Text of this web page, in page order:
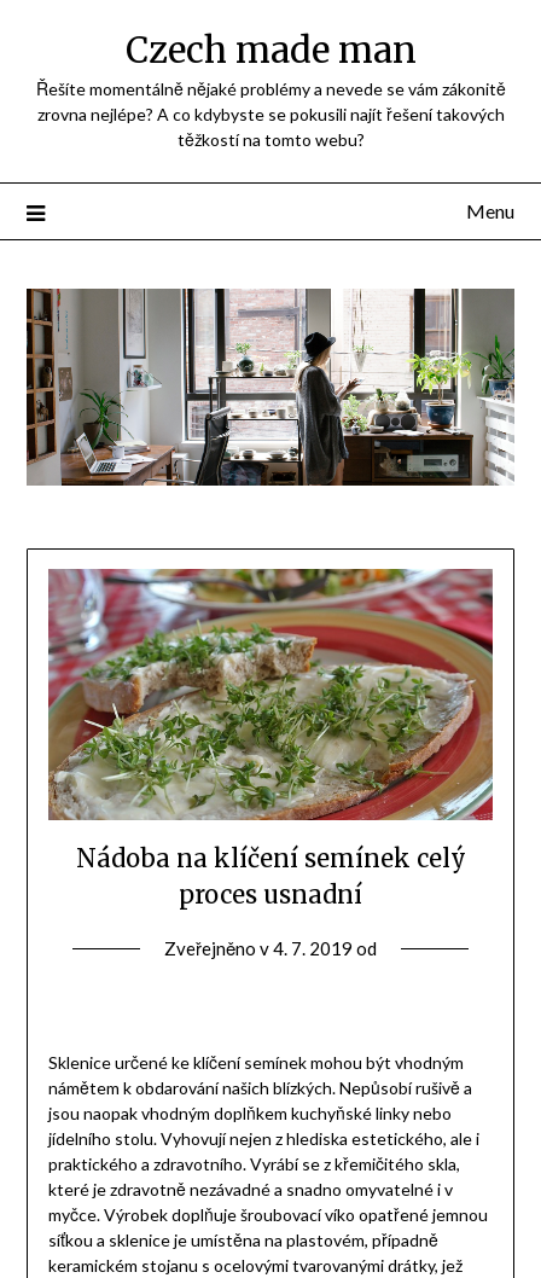
obsah
Czech made man
Řešíte momentálně nějaké problémy a nevede se vám zákonitě
zrovna nejlépe? A co kdybyste se pokusili najít řešení takových
těžkostí na tomto webu?
Menu
Nádoba na klíčení semínek celý
proces usnadní
Zveřejněno v4. 7. 2019 od
Sklenice určené ke klíčení semínek mohou být vhodným
námětem k obdarování našich blízkých. Nepůsobí rušivě a
jsou naopak vhodným doplňkem kuchyňské linky nebo
jídelního stolu. Vyhovují nejen z hlediska estetického, ale i
praktického a zdravotního. Vyrábí se z křemičitého skla,
které je zdravotně nezávadné a snadno omyvatelné i v
myčce. Výrobek doplňuje šroubovací víko opatřené jemnou
síťkou a sklenice je umístěna na plastovém, případně
keramickém stojanu s ocelovými tvarovanými drátky, jež